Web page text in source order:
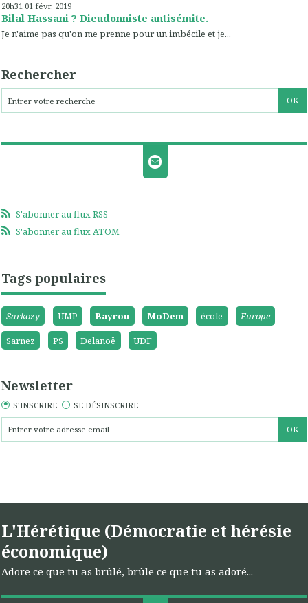
20h31 01 févr. 2019
Bilal Hassani ? Dieudonniste antisémite.
Je n'aime pas qu'on me prenne pour un imbécile et je...
Rechercher
S'abonner au flux RSS
S'abonner au flux ATOM
Tags populaires
Sarkozy UMP Bayrou MoDem école
Europe
Sarnez
PS Delanoë UDF
Newsletter
S'INSCRIRE SE DÉSINSCRIRE
L'Hérétique (Démocratie et hérésie
économique)
Adore ce que tu as brûlé, brûle ce que tu as adoré...